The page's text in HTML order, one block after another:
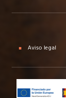
Aviso legal